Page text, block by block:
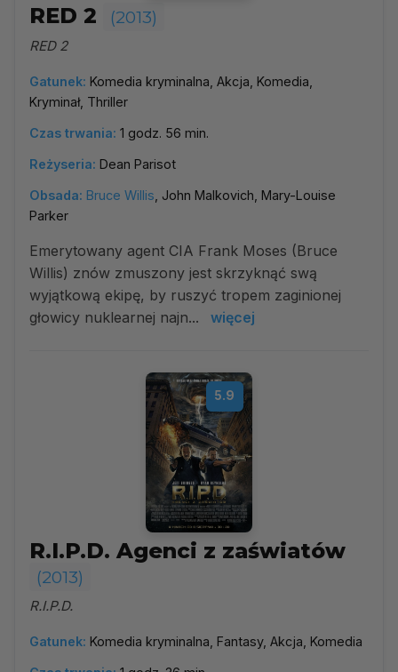
RED 2 (2013)
RED 2
Gatunek: Komedia kryminalna, Akcja, Komedia,
Kryminał, Thriller
Czas trwania: 1 godz. 56 min.
Reżyseria: Dean Parisot
Obsada: Bruce Willis , John Malkovich, Mary-Louise
Parker
Emerytowany agent CIA Frank Moses (Bruce
Willis) znów zmuszony jest skrzyknąć swą
wyjątkową ekipę, by ruszyć tropem zaginionej
głowicy nuklearnej najn...
więcej
5.9
R.I.P.D. Agenci z zaświatów
(2013)
R.I.P.D.
Gatunek: Komedia kryminalna, Fantasy, Akcja, Komedia